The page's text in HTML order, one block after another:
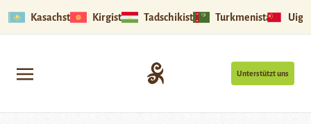
Kasachstan Kirgistan Tadschikistan Turkmenistan
Unterstützt uns